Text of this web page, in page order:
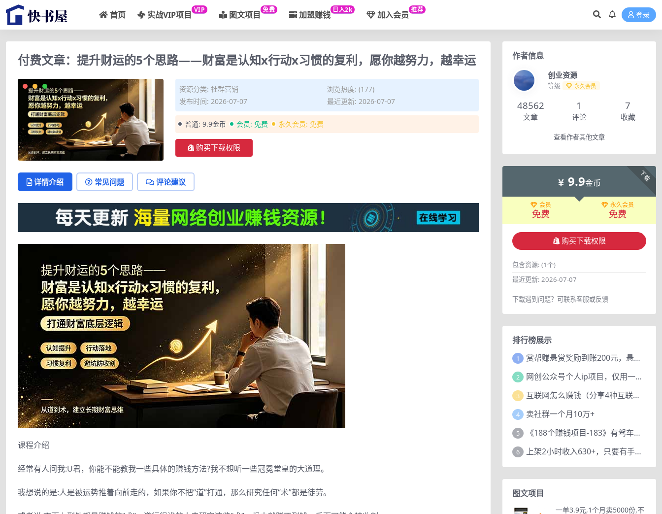
首页 实战VIP项目 VIP 图文项目 免费 加盟赚钱 日入2k 加入会员 推荐
登录
付费文章：提升财运的5个思路——财富是认知x行动x习惯的复利，愿你越努力，越幸运
资源分类: 社群营销
浏览热度: (177)
发布时间: 2026-07-07
最近更新: 2026-07-07
普通: 9.9金币 会员: 免费 永久会员: 免费
购买下载权限
详情介绍 常见问题 评论建议
课程介绍
经常有人问我:U君，你能不能教我一些具体的赚钱方法?我不想听一些冠冕堂皇的大道理。
我想说的是:人是被运势推着向前走的，如果你不把“道”打通，那么研究任何“术”都是徒劳。
作者信息
创业资源
等级 永久会员
48562
文章
1
评论
7
收藏
查看作者其他文章
下载
9.9金币
会员
免费
永久会员
免费
购买下载权限
包含资源: (1个)
最近更新: 2026-07-07
下载遇到问题？可联系客服或反馈
排行榜展示
1 赏帮赚悬赏奖励到账200元，悬赏任务多劳多得，人人可做。
2 网创公众号个人ip项目，仅用一篇文章做到全网引流！
3 互联网怎么赚钱（分享4种互联网赚钱模式）
4 卖社群一个月10万+
5 《188个赚钱项目-183》有驾车评项目，动动小手，复制粘贴赚44元！
6 上架2小时收入630+，只要有手就能做的AI搞钱项目，奶奶看完都能学会!
图文项目
一单3.9元,1个月卖5000份,不